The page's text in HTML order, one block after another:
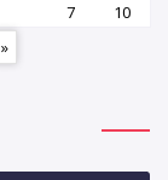
7
10
»